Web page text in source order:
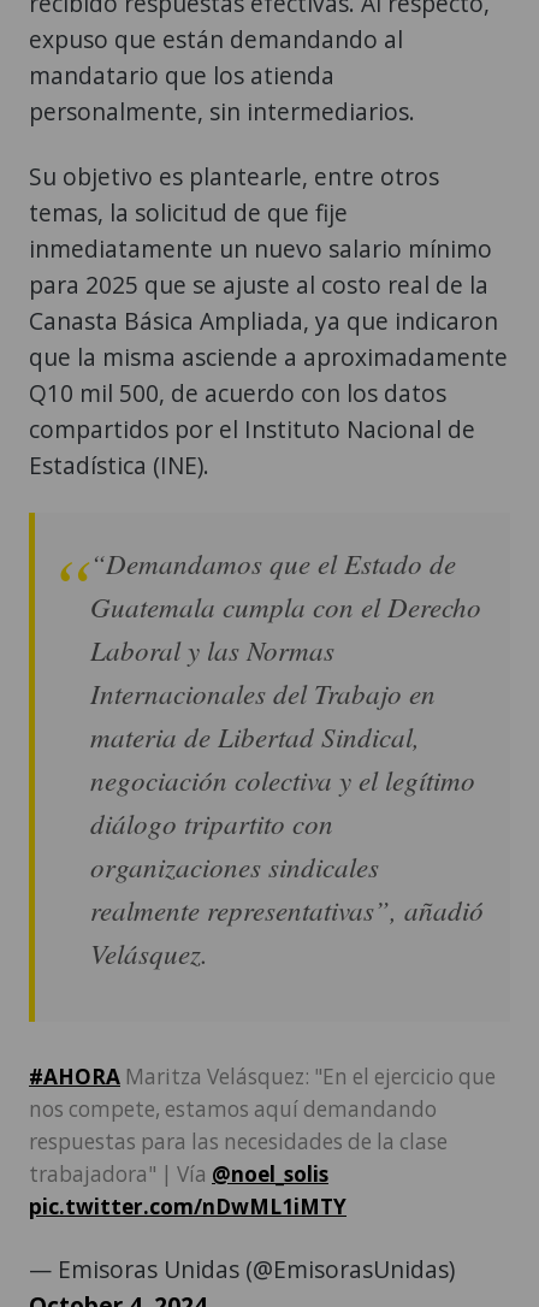
expuso que están demandando al
mandatario que los atienda
personalmente, sin intermediarios.
Su objetivo es plantearle, entre otros
temas, la solicitud de que fije
inmediatamente un nuevo salario mínimo
para 2025 que se ajuste al costo real de la
Canasta Básica Ampliada, ya que indicaron
que la misma asciende a aproximadamente
Q10 mil 500, de acuerdo con los datos
compartidos por el Instituto Nacional de
Estadística (INE).
“Demandamos que el Estado de
Guatemala cumpla con el Derecho
Laboral y las Normas
Internacionales del Trabajo en
materia de Libertad Sindical,
negociación colectiva y el legítimo
diálogo tripartito con
organizaciones sindicales
realmente representativas”, añadió
Velásquez.
#AHORA Maritza Velásquez: "En el ejercicio que
nos compete, estamos aquí demandando
respuestas para las necesidades de la clase
trabajadora" | Vía @noel_solis
pic.twitter.com/nDwML1iMTY
— Emisoras Unidas (@EmisorasUnidas)